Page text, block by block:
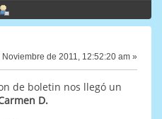
Noviembre de 2011, 12:52:20 am »
de boletin nos llegó un
D.